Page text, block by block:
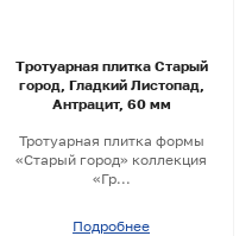
Тротуарная плитка Старый
город, Гладкий Листопад,
Антрацит, 60 мм
Тротуарная плитка формы
«Старый город» коллекция
«Гр...
Подробнее